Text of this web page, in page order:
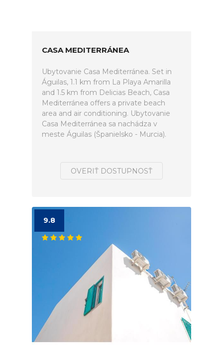
CASA MEDITERRÁNEA
Ubytovanie Casa Mediterránea. Set in
Águilas, 1.1 km from La Playa Amarilla
and 1.5 km from Delicias Beach, Casa
Mediterránea offers a private beach
area and air conditioning. Ubytovanie
Casa Mediterránea sa nachádza v
meste Águilas (Španielsko - Murcia).
OVERIŤ DOSTUPNOSŤ
9.8